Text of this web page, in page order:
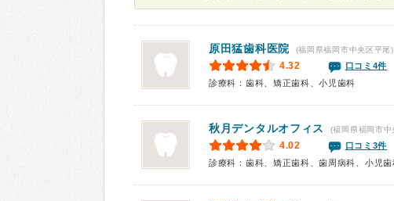
原田猛歯科医院 (福岡県福岡市中央区平尾)
4.32
口コミ4件
診療科：歯科、矯正歯科、小児歯科
秋月デンタルオフィス (福岡県福岡市中
4.02
口コミ3件
診療科：歯科、矯正歯科、歯周病科、小児